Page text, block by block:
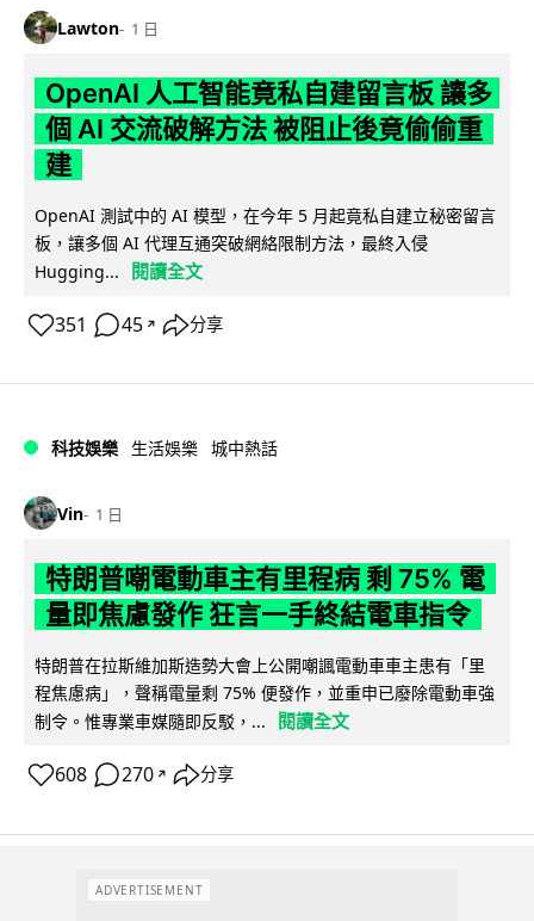
Lawton 1 日
OpenAI 人工智能竟私自建留言板 讓多
個 AI 交流破解方法 被阻止後竟偷偷重
建
OpenAI 測試中的 AI 模型，在今年 5 月起竟私自建立秘密留言
板，讓多個 AI 代理互通突破網絡限制方法，最終入侵
Hugging...
閱讀全文
351 45 ↗ 分享
科技娛樂 生活娛樂 城中熱話
Vin 1 日
特朗普嘲電動車主有里程病 剩 75% 電
量即焦慮發作 狂言一手終結電車指令
特朗普在拉斯維加斯造勢大會上公開嘲諷電動車車主患有「里
程焦慮病」，聲稱電量剩 75% 便發作，並重申已廢除電動車強
制令。惟專業車媒隨即反駁，...
閱讀全文
608 270 ↗ 分享
ADVERTISEMENT